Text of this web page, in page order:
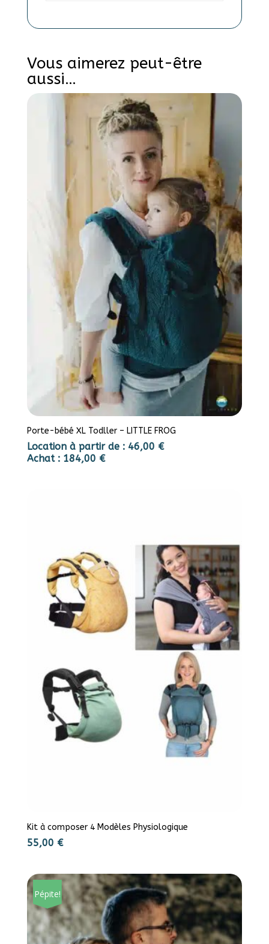
Vous aimerez peut-être
aussi…
Porte-bébé XL Todller – LITTLE FROG
Location à partir de : 46,00 €
Achat : 184,00 €
Kit à composer 4 Modèles Physiologique
55,00 €
Pépite!